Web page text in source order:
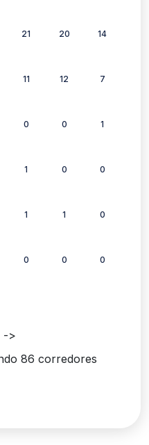
21 20 14
11 12 7
0 0 1
1 0 0
1 1 0
0 0 0
->
86 corredores